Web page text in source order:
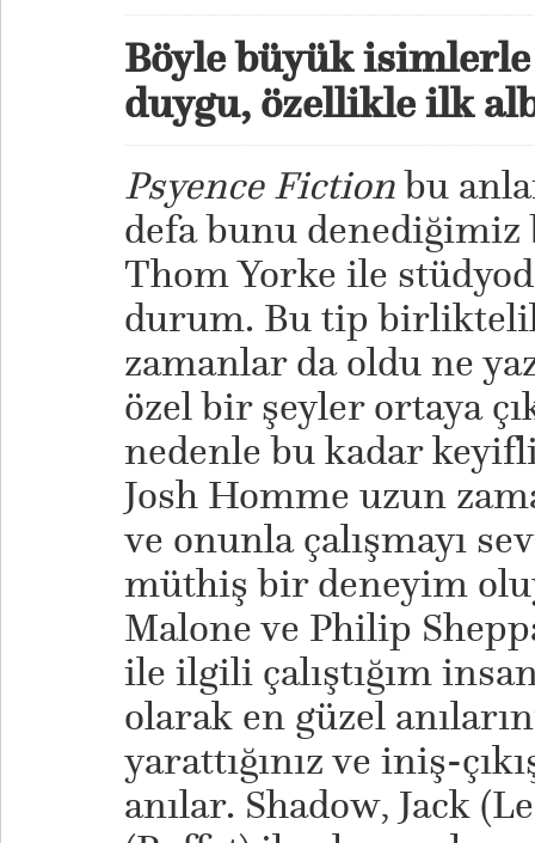
Böyle büyük isimlerle
duygu, özellikle ilk
Psyence Fictionbu
defa bunu denediğimiz
Thom Yorke ile
durum. Bu tip
zamanlar da oldu ne
özel bir şeyler ortaya
nedenle bu kadar
Josh Homme uzun
ve onunla çalışmayı
müthiş bir deneyim
Malone ve Philip
ile ilgili çalıştığım
olarak en güzel
yarattığınız ve iniş-
anılar. Shadow, Jack